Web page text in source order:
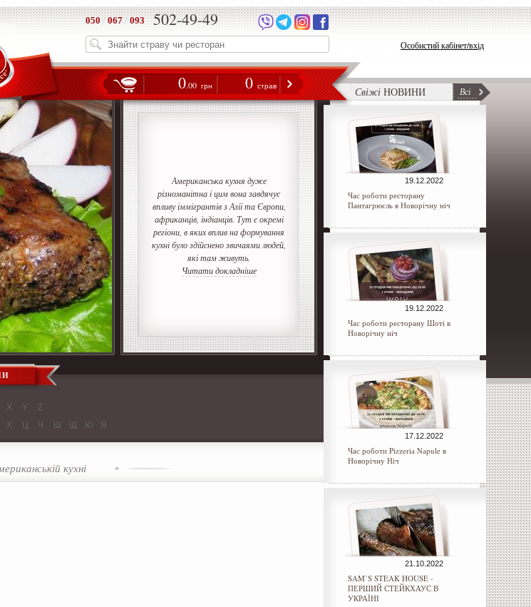
Особистий кабінет/вхід
050/ 067 /093 502-49-49
0.00 грн 0 страв
Американська кухня дуже
різноманітна і цим вона завдячує
впливу іммігрантів з Азії та Європи,
африканців, індіанців. Тут є окремі
регіони, в яких вплив на формування
кухні було здійснено звичаями людей,
які там живуть.
Читати докладніше
X Y
Z
Х Ц Ч Ш Щ Ю Я
кухні
Свіжі НОВИНИ Всі
19.12.2022
Час роботи ресторану
Пантагрюєль в Новорічну ніч
19.12.2022
Час роботи ресторану Шоті в
Новорічну ніч
17.12.2022
Час роботи Pizzeria Napule в
Новорічну Ніч
21.10.2022
SAM’S STEAK HOUSE -
ПЕРШИЙ СТЕЙКХАУС В
УКРАЇНІ